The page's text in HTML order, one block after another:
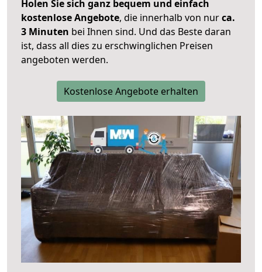
Holen Sie sich ganz bequem und einfach
kostenlose Angebote, die innerhalb von nurca.
3 Minuten bei Ihnen sind. Und das Beste daran
ist, dass all dies zu erschwinglichen Preisen
angeboten werden.
Kostenlose Angebote erhalten